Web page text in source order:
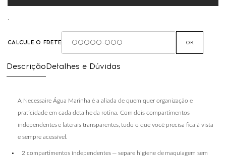
DescriçãoDetalhes e Dúvidas
A Necessaire Água Marinha é a aliada de quem quer organização e
praticidade em cada detalhe da rotina. Com dois compartimentos
independentes e laterais transparentes, tudo o que você precisa fica à vista
e sempre acessível.
• 2 compartimentos independentes — separe higiene de maquiagem sem
,
CALCULE O FRETE OK